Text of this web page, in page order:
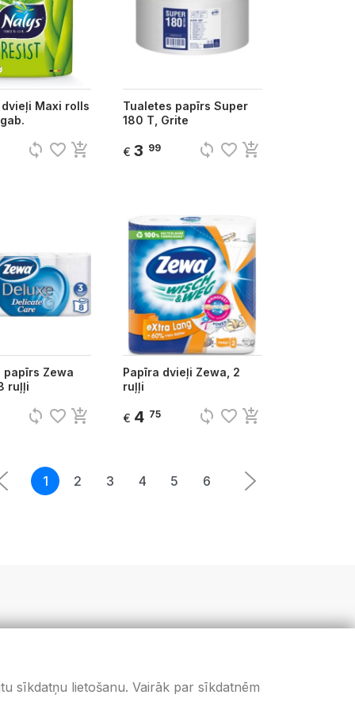
Maxi rolls
sync favorite_border add_shopping_cart
Tualetes papīrs Super
180 T, Grite
€ 3 99 sync favorite_border add_shopping_cart
papīrs Zewa
ruļļi
sync favorite_border add_shopping_cart
Papīra dvieļi Zewa, 2
ruļļi
€ 4 75 sync favorite_border add_shopping_cart
1 2 3 4 5 6
sīkdatņu lietošanu. Vairāk par sīkdatnēm